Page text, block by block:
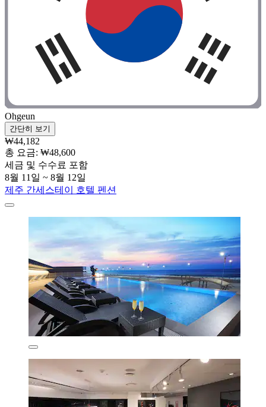
Ohgeun
간단히 보기
₩44,182
총 요금: ₩48,600
세금 및 수수료 포함
8월 11일 ~ 8월 12일
제주 간세스테이 호텔 펜션